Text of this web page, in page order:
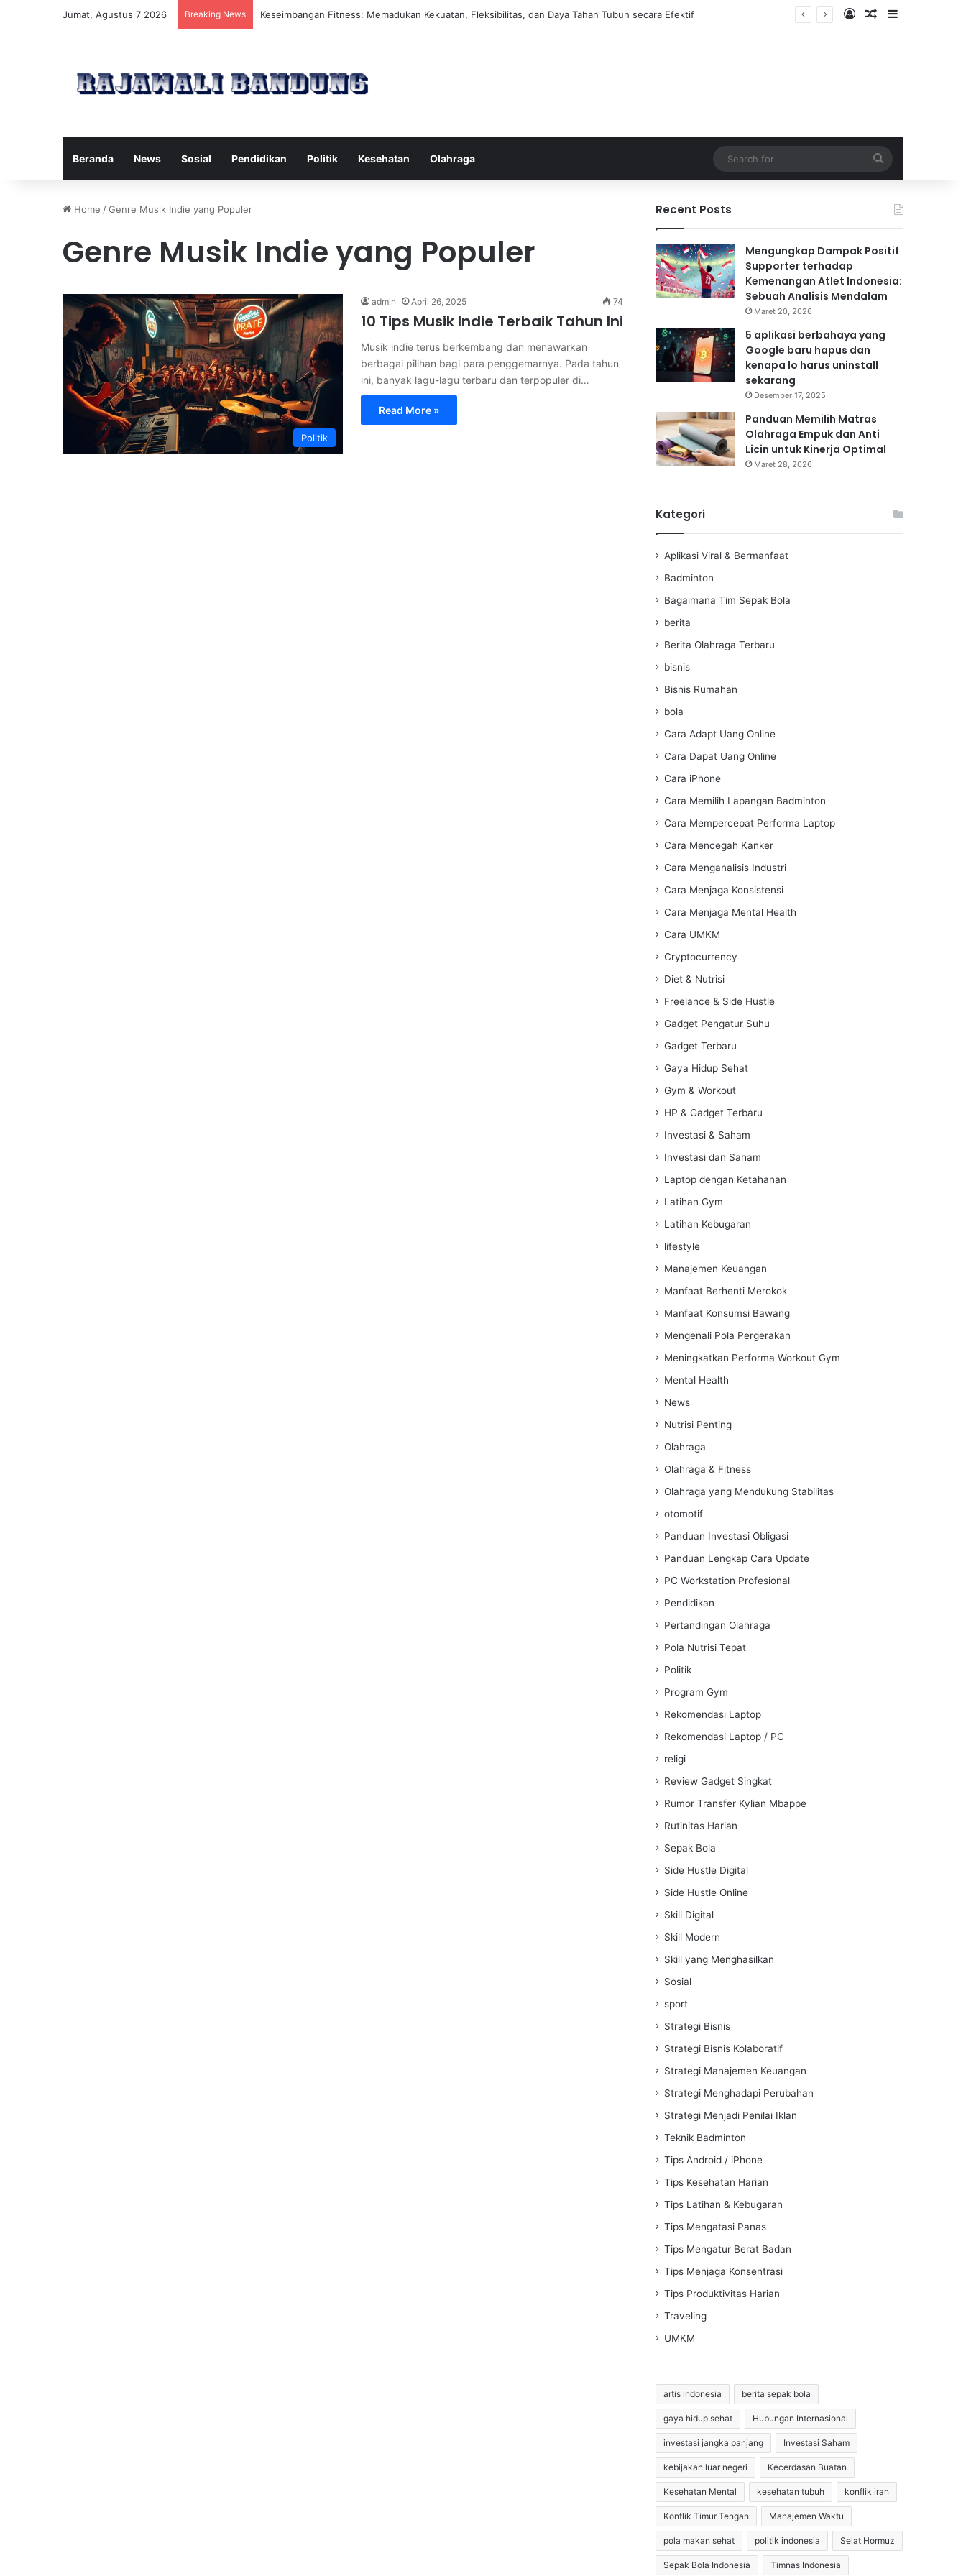
Jumat, Agustus 7 2026 Breaking News Manfaat Pilates Reformer untuk Meningkatkan Kekuatan Otot Inti Secara Efektif Log InRandom Article
Sidebar
Beranda News Sosial Pendidikan Politik Kesehatan Olahraga
for
Home /Genre Musik Indie yang Populer
Genre Musik Indie yang Populer
Politik
admin April 26, 2025 74
10 Tips Musik Indie Terbaik Tahun Ini
Musik indie terus berkembang dan menawarkan
berbagai pilihan bagi para penggemarnya. Pada tahun
ini, banyak lagu-lagu terbaru dan terpopuler di…
Read More »
Recent Posts
Mengungkap Dampak Positif
Supporter terhadap
Kemenangan Atlet Indonesia:
Sebuah Analisis Mendalam
Maret 20, 2026
5 aplikasi berbahaya yang
Google baru hapus dan
kenapa lo harus uninstall
sekarang
Desember 17, 2025
Panduan Memilih Matras
Olahraga Empuk dan Anti
Licin untuk Kinerja Optimal
Maret 28, 2026
Kategori
Aplikasi Viral & Bermanfaat
Badminton
Bagaimana Tim Sepak Bola
berita
Berita Olahraga Terbaru
bisnis
Bisnis Rumahan
bola
Cara Adapt Uang Online
Cara Dapat Uang Online
Cara iPhone
Cara Memilih Lapangan Badminton
Cara Mempercepat Performa Laptop
Cara Mencegah Kanker
Cara Menganalisis Industri
Cara Menjaga Konsistensi
Cara Menjaga Mental Health
Cara UMKM
Cryptocurrency
Diet & Nutrisi
Freelance & Side Hustle
Gadget Pengatur Suhu
Gadget Terbaru
Gaya Hidup Sehat
Gym & Workout
HP & Gadget Terbaru
Investasi & Saham
Investasi dan Saham
Laptop dengan Ketahanan
Latihan Gym
Latihan Kebugaran
lifestyle
Manajemen Keuangan
Manfaat Berhenti Merokok
Manfaat Konsumsi Bawang
Mengenali Pola Pergerakan
Meningkatkan Performa Workout Gym
Mental Health
News
Nutrisi Penting
Olahraga
Olahraga & Fitness
Olahraga yang Mendukung Stabilitas
otomotif
Panduan Investasi Obligasi
Panduan Lengkap Cara Update
PC Workstation Profesional
Pendidikan
Pertandingan Olahraga
Pola Nutrisi Tepat
Politik
Program Gym
Rekomendasi Laptop
Rekomendasi Laptop / PC
religi
Review Gadget Singkat
Rumor Transfer Kylian Mbappe
Rutinitas Harian
Sepak Bola
Side Hustle Digital
Side Hustle Online
Skill Digital
Skill Modern
Skill yang Menghasilkan
Sosial
sport
Strategi Bisnis
Strategi Bisnis Kolaboratif
Strategi Manajemen Keuangan
Strategi Menghadapi Perubahan
Strategi Menjadi Penilai Iklan
Teknik Badminton
Tips Android / iPhone
Tips Kesehatan Harian
Tips Latihan & Kebugaran
Tips Mengatasi Panas
Tips Mengatur Berat Badan
Tips Menjaga Konsentrasi
Tips Produktivitas Harian
Traveling
UMKM
artis indonesia berita sepak bola
gaya hidup sehat Hubungan Internasional
investasi jangka panjang Investasi Saham
kebijakan luar negeri Kecerdasan Buatan
Kesehatan Mental kesehatan tubuh konflik iran
Konflik Timur Tengah Manajemen Waktu
pola makan sehat politik indonesia Selat Hormuz
Sepak Bola Indonesia Timnas Indonesia